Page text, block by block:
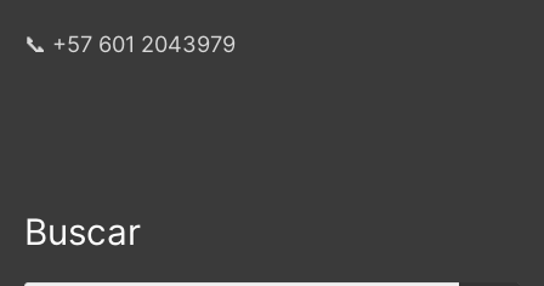
📞 +57 601 2043979
Buscar